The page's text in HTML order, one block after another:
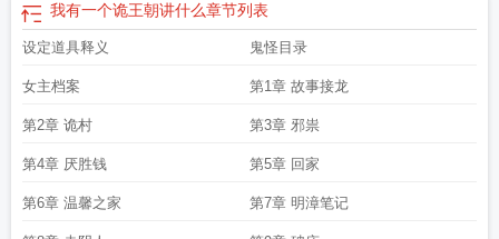
科 我有一个诡王朝 作者 青蚨散人 我有一个诡王朝 华东看书
么时候写的我有一个诡王朝写的什么 我有一个诡王朝笔趣阁
我有一个诡王朝讲什么章节列表
设定道具释义 鬼怪目录
女主档案 第1章 故事接龙
第2章 诡村 第3章 邪祟
第4章 厌胜钱 第5章 回家
第6章 温馨之家 第7章 明漳笔记